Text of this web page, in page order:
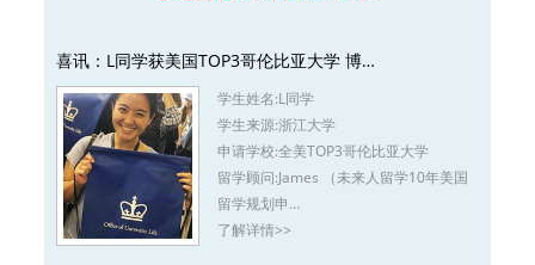
喜讯：L同学获美国TOP3哥伦比亚大学 博…
学生姓名:L同学
学生来源:浙江大学
申请学校:全美TOP3哥伦比亚大学
留学顾问:James （未来人留学10年美国
留学规划申…
了解详情>>